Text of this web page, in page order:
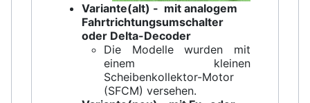
Variante(alt) - mit analogem
Fahrtrichtungsumschalter
oder Delta-Decoder
Die Modelle wurden mit
einem kleinen
Scheibenkollektor-Motor
(SFCM) versehen.